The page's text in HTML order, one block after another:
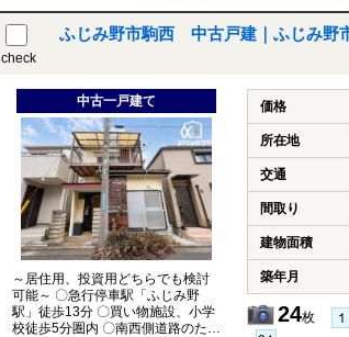
check
ふじみ野市駒西 中古戸建｜ふじみ野
中古一戸建て
～居住用、投資用どちらでも検討
可能～ 〇急行停車駅「ふじみ野
駅」徒歩13分 〇買い物施設、小学
校徒歩5分圏内 〇南西側道路のため
価格
所在地
交通
間取り
建物面積
築年月
24枚